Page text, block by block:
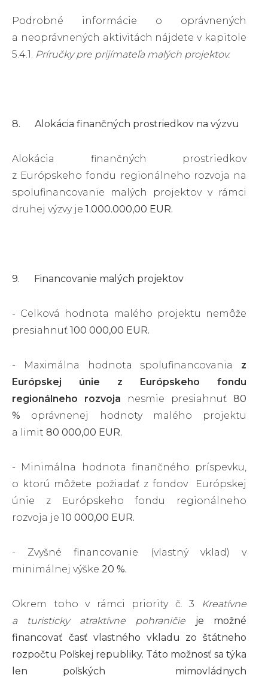
Podrobné informácie o oprávnených
a neoprávnených aktivitách nájdete v kapitole
5.4.1. Príručky pre prijímateľa malých projektov.
8. Alokácia finančných prostriedkov na výzvu
Alokácia finančných prostriedkov
z Európskeho fondu regionálneho rozvoja na
spolufinancovanie malých projektov v rámci
druhej výzvy je 1.000.000,00 EUR.
9. Financovanie malých projektov
- Celková hodnota malého projektu nemôže
presiahnuť 100 000,00 EUR.
- Maximálna hodnota spolufinancovania z
Európskej únie z Európskeho fondu
regionálneho rozvoja
nesmie presiahnuť 80
% oprávnenej hodnoty malého projektu
a limit 80 000,00 EUR.
- Minimálna hodnota finančného príspevku,
o ktorú môžete požiadať z fondov Európskej
únie z Európskeho fondu regionálneho
rozvoja je 10 000,00 EUR.
- Zvyšné financovanie (vlastný vklad) v
minimálnej výške 20 %.
Okrem toho v rámci priority č. 3
Kreatívne
a turisticky atraktívne pohraničie je možné
financovať časť vlastného vkladu zo štátneho
rozpočtu Poľskej republiky. Táto možnosť sa týka
len poľských
mimovládnych